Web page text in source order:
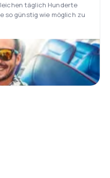
täglich Hunderte
so günstig wie möglich zu